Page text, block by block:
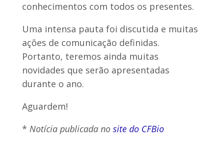
conhecimentos com todos os presentes.
Uma intensa pauta foi discutida e muitas
ações de comunicação definidas.
Portanto, teremos ainda muitas
novidades que serão apresentadas
durante o ano.
Aguardem!
* Notícia publicada no site do CFBio